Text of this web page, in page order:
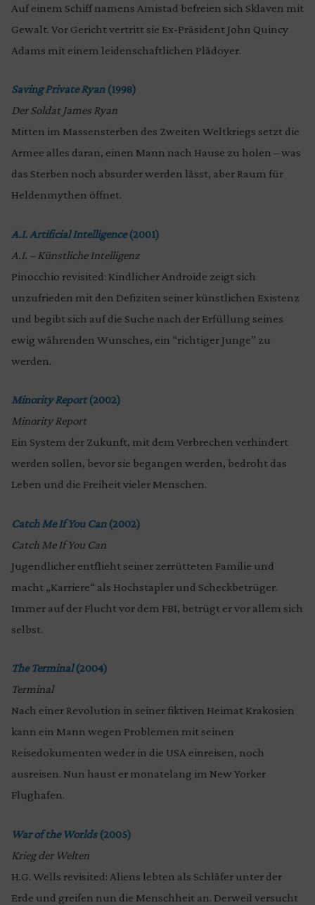
Auf einem Schiff namens Amistad befreien sich Sklaven mit
Gewalt. Vor Gericht vertritt sie Ex-Präsident John Quincy
Adams mit einem leidenschaftlichen Plädoyer.
Saving Private Ryan(1998)
Der Soldat James Ryan
Mitten im Massensterben des Zweiten Weltkriegs setzt die
Armee alles daran, einen Mann nach Hause zu holen – was
das Sterben noch absurder werden lässt, aber Raum für
Heldenmythen öffnet.
A.I. Artificial Intelligence(2001)
A.I. – Künstliche Intelligenz
Pinocchio revisited: Kindlicher Androide zeigt sich
unzufrieden mit den Defiziten seiner künstlichen Existenz
und begibt sich auf die Suche nach der Erfüllung seines
ewig währenden Wunsches, ein “richtiger Junge” zu
werden.
Minority Report(2002)
Minority Report
Ein System der Zukunft, mit dem Verbrechen verhindert
werden sollen, bevor sie begangen werden, bedroht das
Leben und die Freiheit vieler Menschen.
Catch Me If You Can(2002)
Catch Me If You Can
Jugendlicher entflieht seiner zerrütteten Familie und
macht „Karriere“ als Hochstapler und Scheckbetrüger.
Immer auf der Flucht vor dem FBI, betrügt er vor allem sich
selbst.
The Terminal(2004)
Terminal
Nach einer Revolution in seiner fiktiven Heimat Krakosien
kann ein Mann wegen Problemen mit seinen
Reisedokumenten weder in die USA einreisen, noch
ausreisen. Nun haust er monatelang im New Yorker
Flughafen.
War of the Worlds(2005)
Krieg der Welten
H.G. Wells revisited: Aliens lebten als Schläfer unter der
Erde und greifen nun die Menschheit an. Derweil versucht